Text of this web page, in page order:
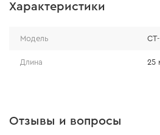
Характеристики
Модель
Длина 25
Отзывы и вопросы